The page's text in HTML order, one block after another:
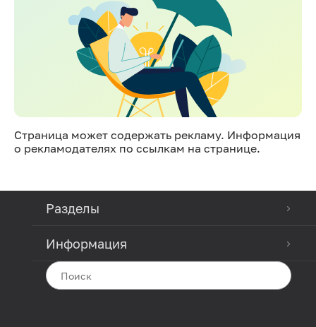
Страница может содержать рекламу. Информация
о рекламодателях по ссылкам на странице.
Разделы
Информация